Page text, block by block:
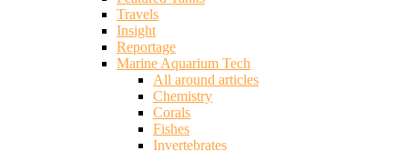
Travels
Insight
Reportage
Marine Aquarium Tech
All around articles
Chemistry
Corals
Fishes
Invertebrates